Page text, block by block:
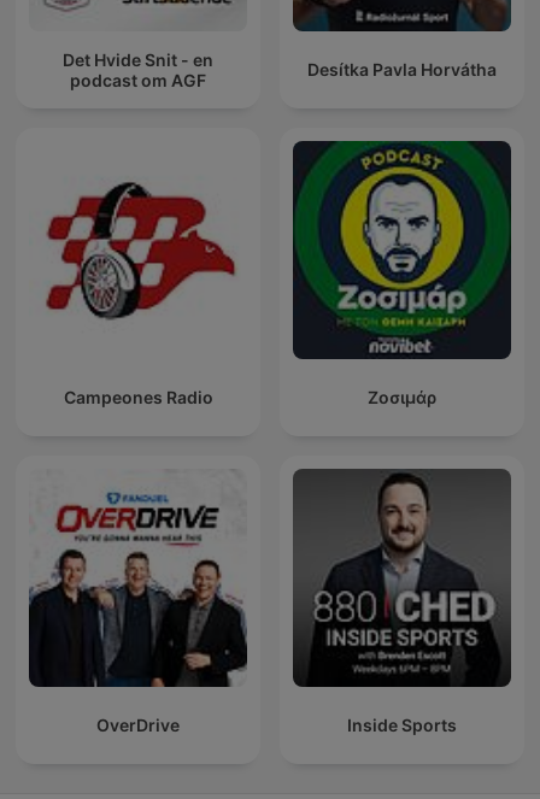
Det Hvide Snit - en
podcast om AGF
Desítka Pavla Horvátha
Campeones Radio Ζοσιμάρ
OverDrive Inside Sports